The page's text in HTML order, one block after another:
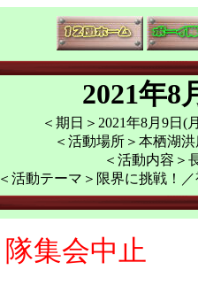
2021年8
＜期日＞2021年8月9日(
＜活動場所＞本栖湖
＜活動内容＞
＜活動テーマ＞限界に挑戦！
隊集会中止